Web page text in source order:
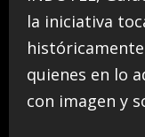
la iniciativa
quienes en lo
con imagen y